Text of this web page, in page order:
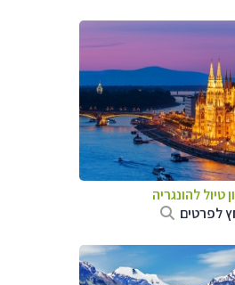
טיול להונגריה
לפרטים